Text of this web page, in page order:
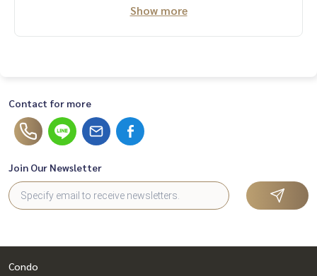
บ้านหรู #ขายเช่าบ้าน #บ้านใกล้รถไฟฟ้า #บ้านใกล้bts #ฝากขา
Show more
Contact for more
Join Our Newsletter
Condo